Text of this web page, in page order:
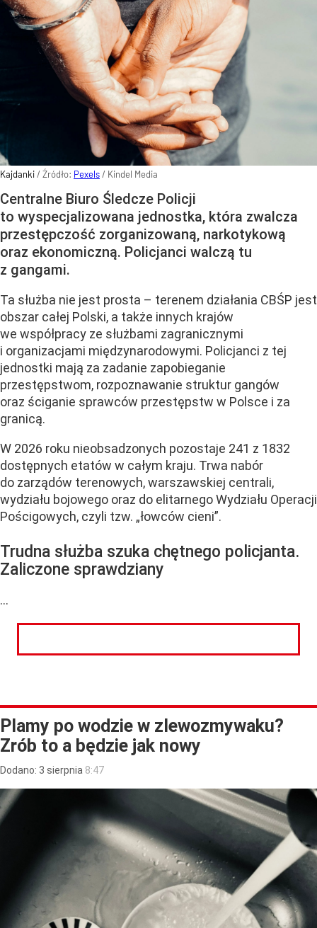
Kajdanki/ Źródło: Pexels/ Kindel Media
Centralne Biuro Śledcze Policji
to wyspecjalizowana jednostka, która zwalcza
przestępczość zorganizowaną, narkotykową
oraz ekonomiczną. Policjanci walczą tu
z gangami.
Ta służba nie jest prosta – terenem działania CBŚP jest
obszar całej Polski, a także innych krajów
we współpracy ze służbami zagranicznymi
i organizacjami międzynarodowymi. Policjanci z tej
jednostki mają za zadanie zapobieganie
przestępstwom, rozpoznawanie struktur gangów
oraz ściganie sprawców przestępstw w Polsce i za
granicą.
W 2026 roku nieobsadzonych pozostaje 241 z 1832
dostępnych etatów w całym kraju. Trwa nabór
do zarządów terenowych, warszawskiej centrali,
wydziału bojowego oraz do elitarnego Wydziału Operacji
Pościgowych, czyli tzw. „łowców cieni”.
Trudna służba szuka chętnego policjanta.
Zaliczone sprawdziany
...
Plamy po wodzie w zlewozmywaku?
Zrób to a będzie jak nowy
Dodano: 3 sierpnia 8:47